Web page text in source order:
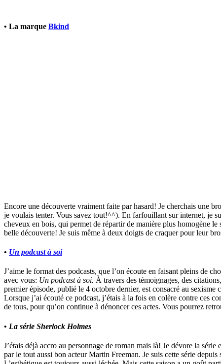
• La marque Bkind
Encore une découverte vraiment faite par hasard! Je cherchais une
je voulais tenter. Vous savez tout!^^). En farfouillant sur internet, je
cheveux en bois, qui permet de répartir de manière plus homogène
belle découverte! Je suis même à deux doigts de craquer pour leur
• Un podcast à soi
J’aime le format des podcasts, que l’on écoute en faisant pleins de
avec vous: Un podcast à soi. À travers des témoignages, des
premier épisode, publié le 4 octobre dernier, est consacré au
Lorsque j’ai écouté ce podcast, j’étais à la fois en colère contre ces
de tous, pour qu’on continue à dénoncer ces actes. Vous pourrez
• La série Sherlock Holmes
J’étais déjà accro au personnage de roman mais là! Je dévore la
par le tout aussi bon acteur Martin Freeman. Je suis cette série